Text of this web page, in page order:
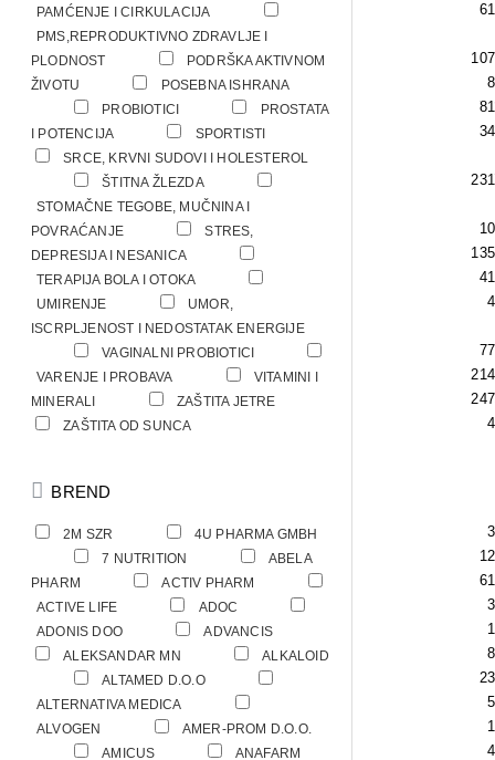
PAMĆENJE I CIRKULACIJA 61
PMS,REPRODUKTIVNO ZDRAVLJE I
PLODNOST
107
PODRŠKA AKTIVNOM
ŽIVOTU
8
POSEBNA ISHRANA
78
PROBIOTICI 81
PROSTATA
I POTENCIJA
68
SPORTISTI 34
SRCE, KRVNI SUDOVI I HOLESTEROL
205
ŠTITNA ŽLEZDA 31
STOMAČNE TEGOBE, MUČNINA I
POVRAĆANJE
10
STRES,
DEPRESIJA I NESANICA
135
TERAPIJA BOLA I OTOKA 41
UMIRENJE 4
UMOR,
ISCRPLJENOST I NEDOSTATAK ENERGIJE
74
VAGINALNI PROBIOTICI 7
VARENJE I PROBAVA 214
VITAMINI I
MINERALI
268
ZAŠTITA JETRE 47
ZAŠTITA OD SUNCA 4
BREND
2M SZR 3
4U PHARMA GMBH
16
7 NUTRITION 12
ABELA
PHARM
69
ACTIV PHARM 1
ACTIVE LIFE 1
ADOC 3
ADONIS DOO 2
ADVANCIS 1
ALEKSANDAR MN 8
ALKALOID
23
ALTAMED D.O.O 3
ALTERNATIVA MEDICA 5
ALVOGEN 1
AMER-PROM D.O.O.
1
AMICUS 4
ANAFARM